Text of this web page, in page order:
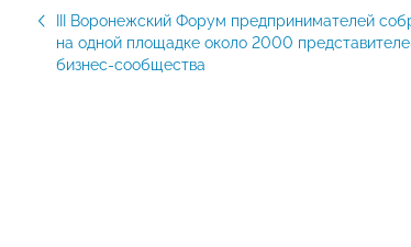
III Воронежский Форум предпринимателей
на одной площадке около 2000
бизнес-сообщества